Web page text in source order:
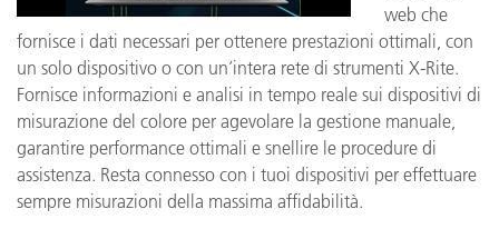
web che
fornisce i dati necessari per ottenere prestazioni ottimali, con
un solo dispositivo o con un’intera rete di strumenti X-Rite.
Fornisce informazioni e analisi in tempo reale sui dispositivi di
misurazione del colore per agevolare la gestione manuale,
garantire performance ottimali e snellire le procedure di
assistenza. Resta connesso con i tuoi dispositivi per effettuare
sempre misurazioni della massima affidabilità.